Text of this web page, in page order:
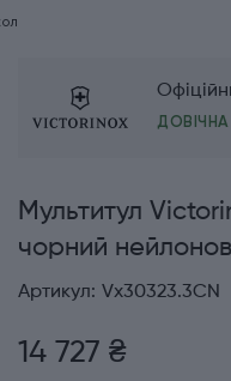
ДОВІЧНА
Мультитул
чорний
Артикул: Vx30323.3CN
14 727 ₴